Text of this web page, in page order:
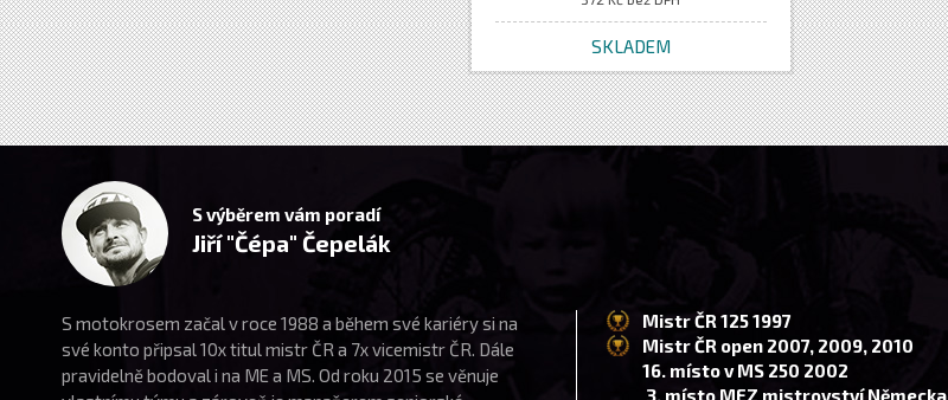
SKLADEM
S výběrem vám poradí
Jiří "Čépa" Čepelák
S motokrosem začal v roce 1988 a během své kariéry si na
své konto připsal 10x titul mistr ČR a 7x vicemistr ČR. Dále
pravidelně bodoval i na ME a MS. Od roku 2015 se věnuje
Mistr ČR 125 1997
Mistr ČR open 2007, 2009, 2010
16. místo v MS 250 2002
3. místo MEZ mistrovství Německa